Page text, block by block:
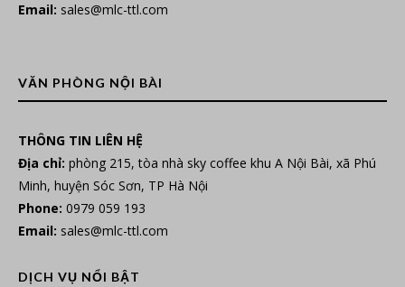
Email: sales@mlc-ttl.com
VĂN PHÒNG NỘI BÀI
THÔNG TIN LIÊN HỆ
Địa chỉ: phòng 215, tòa nhà sky coffee khu A Nội Bài, xã Phú
Minh, huyện Sóc Sơn, TP Hà Nội
Phone: 0979 059 193
Email: sales@mlc-ttl.com
DỊCH VỤ NỔI BẬT